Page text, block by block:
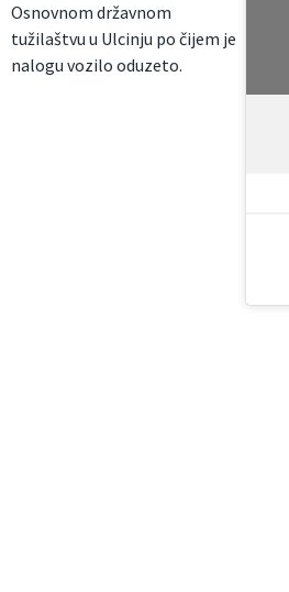
Osnovnom državnom
tužilaštvu u Ulcinju po čijem je
nalogu vozilo oduzeto.